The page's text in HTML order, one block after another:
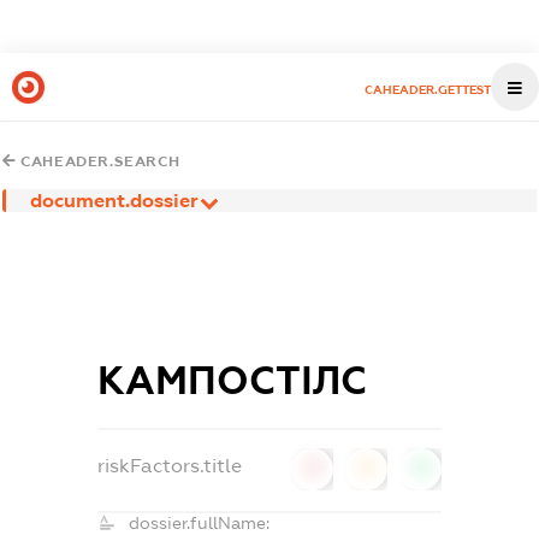
CAHEADER.GETTEST
CAHEADER.SEARCH
document.dossier
КАМПОСТІЛС
riskFactors.title
dossier.fullName: